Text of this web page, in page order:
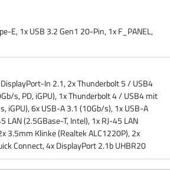
E, 1x USB 3.2 Gen1 20-Pin, 1x F_PANEL,
DisplayPort-In 2.1, 2x Thunderbolt 5 /​ USB4
​s, PD, iGPU), 1x Thunderbolt 4 /​ USB4 mit
iGPU), 6x USB-A 3.1 (10Gb/​s), 1x USB-A
LAN (2.5GBase-T, Intel), 1x RJ-45 LAN
3.5mm Klinke (Realtek ALC1220P), 2x
Connect, 4x DisplayPort 2.1b UHBR20